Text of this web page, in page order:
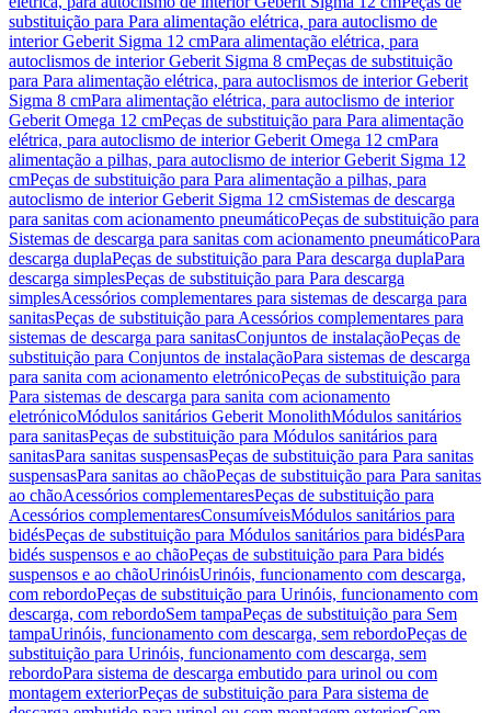
substituição para Para alimentação elétrica, para autoclismo de
interior Geberit Sigma 12 cmPara alimentação elétrica, para
autoclismos de interior Geberit Sigma 8 cmPeças de substituição
para Para alimentação elétrica, para autoclismos de interior Geberit
Sigma 8 cmPara alimentação elétrica, para autoclismo de interior
Geberit Omega 12 cmPeças de substituição para Para alimentação
elétrica, para autoclismo de interior Geberit Omega 12 cmPara
alimentação a pilhas, para autoclismo de interior Geberit Sigma 12
cmPeças de substituição para Para alimentação a pilhas, para
autoclismo de interior Geberit Sigma 12 cmSistemas de descarga
para sanitas com acionamento pneumáticoPeças de substituição para
Sistemas de descarga para sanitas com acionamento pneumáticoPara
descarga duplaPeças de substituição para Para descarga duplaPara
descarga simplesPeças de substituição para Para descarga
simplesAcessórios complementares para sistemas de descarga para
sanitasPeças de substituição para Acessórios complementares para
sistemas de descarga para sanitasConjuntos de instalaçãoPeças de
substituição para Conjuntos de instalaçãoPara sistemas de descarga
para sanita com acionamento eletrónicoPeças de substituição para
Para sistemas de descarga para sanita com acionamento
eletrónicoMódulos sanitários Geberit MonolithMódulos sanitários
para sanitasPeças de substituição para Módulos sanitários para
sanitasPara sanitas suspensasPeças de substituição para Para sanitas
suspensasPara sanitas ao chãoPeças de substituição para Para sanitas
ao chãoAcessórios complementaresPeças de substituição para
Acessórios complementaresConsumíveisMódulos sanitários para
bidésPeças de substituição para Módulos sanitários para bidésPara
bidés suspensos e ao chãoPeças de substituição para Para bidés
suspensos e ao chãoUrinóisUrinóis, funcionamento com descarga,
com rebordoPeças de substituição para Urinóis, funcionamento com
descarga, com rebordoSem tampaPeças de substituição para Sem
tampaUrinóis, funcionamento com descarga, sem rebordoPeças de
substituição para Urinóis, funcionamento com descarga, sem
rebordoPara sistema de descarga embutido para urinol ou com
montagem exteriorPeças de substituição para Para sistema de